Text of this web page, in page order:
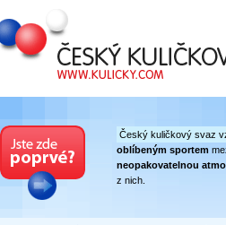
Český kuličkový svaz
Český kuličkový svaz
oblíbeným sportem
neopakovatelnou
z nich.